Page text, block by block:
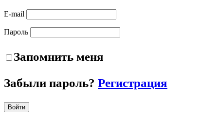
E-mail
Пароль
Запомнить меня
Забыли пароль? Регистрация
Войти